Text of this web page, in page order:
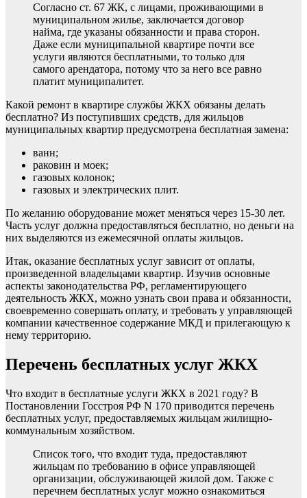
Согласно ст. 67 ЖК, с лицами, проживающими в
муниципальном жилье, заключается договор
найма, где указаны обязанности и права сторон.
Даже если муниципальной квартире почти все
услуги являются бесплатными, то только для
самого арендатора, потому что за него все равно
платит муниципалитет.
Какой ремонт в квартире службы ЖКХ обязаны делать
бесплатно? Из поступивших средств, для жильцов
муниципальных квартир предусмотрена бесплатная замена:
ванн;
раковин и моек;
газовых колонок;
газовых и электрических плит.
По желанию оборудование может меняться через 15-30 лет.
Часть услуг должна предоставляться бесплатно, но деньги на
них выделяются из ежемесячной оплаты жильцов.
Итак, оказание бесплатных услуг зависит от оплаты,
произведенной владельцами квартир. Изучив основные
аспекты законодательства РФ, регламентирующего
деятельность ЖКХ, можно узнать свои права и обязанности,
своевременно совершать оплату, и требовать у управляющей
компании качественное содержание МКД и прилегающую к
нему территорию.
Перечень бесплатных услуг ЖКХ
Что входит в бесплатные услуги ЖКХ в 2021 году? В
Постановлении Госстроя РФ N 170 приводится перечень
бесплатных услуг, предоставляемых жильцам жилищно-
коммунальным хозяйством.
Список того, что входит туда, предоставляют
жильцам по требованию в офисе управляющей
организации, обслуживающей жилой дом. Также с
перечнем бесплатных услуг можно ознакомиться